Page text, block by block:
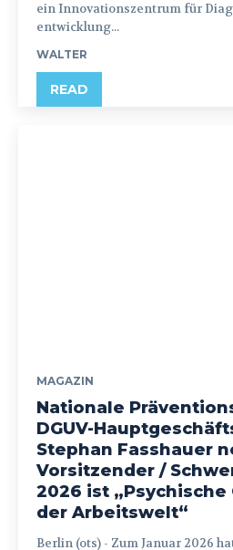
ein Innovationszentrum für
entwicklung...
WALTER
READ
MAGAZIN
Nationale
DGUV-
Stephan Fasshauer
Vorsitzender /
2026 ist
der Arbeitswelt“
Berlin (ots) - Zum Januar 2026 hat die Deutsche